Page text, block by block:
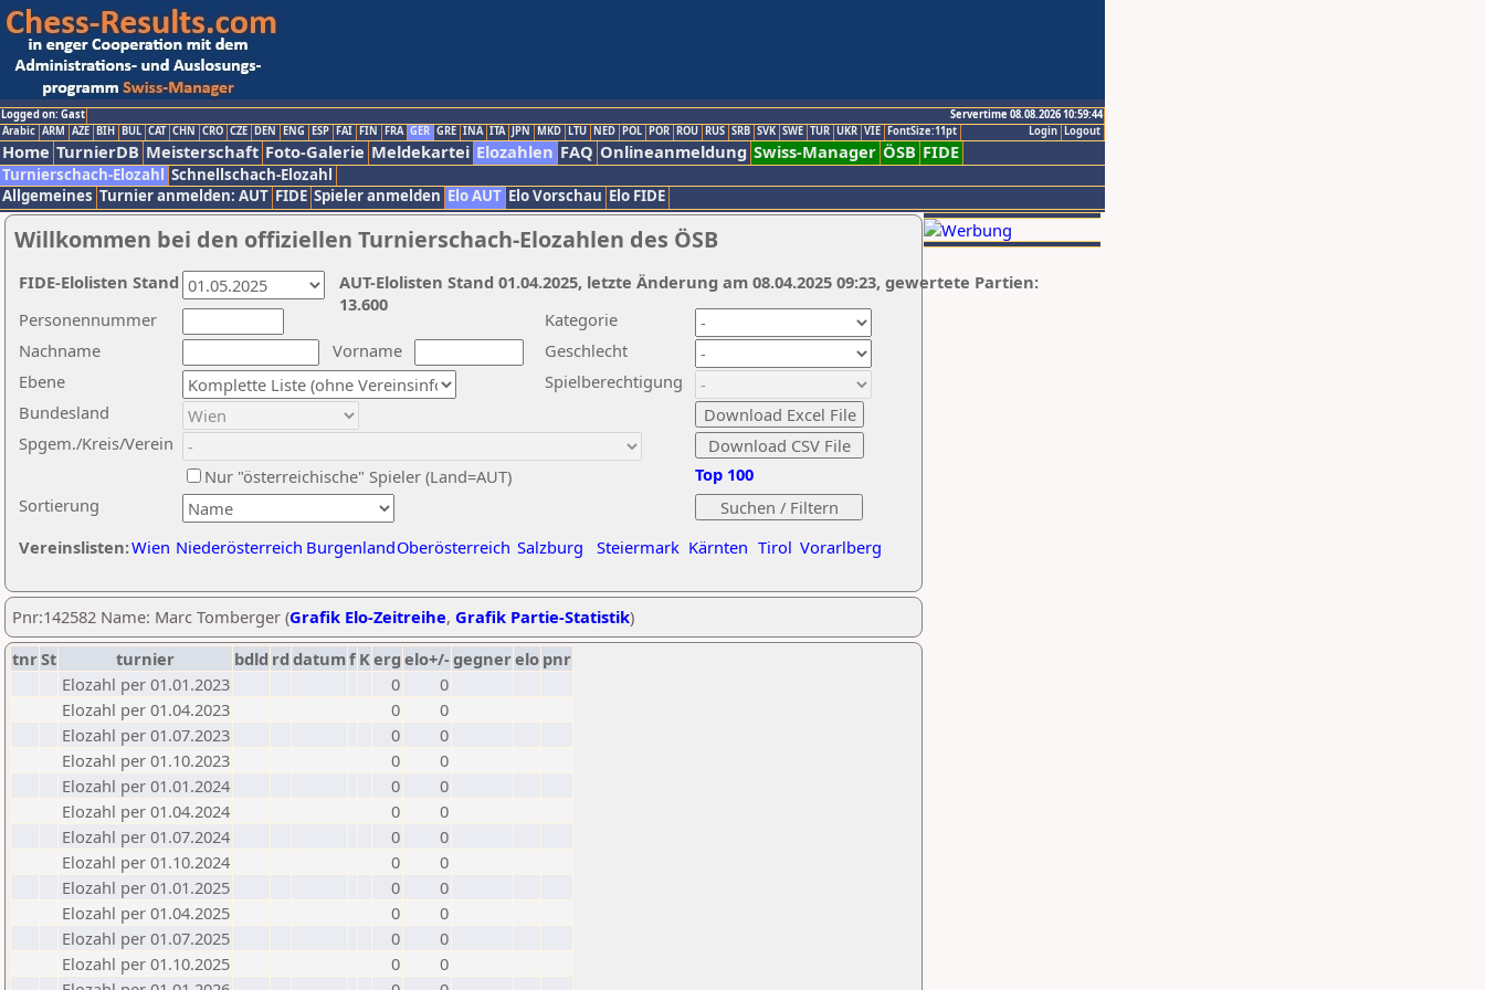
Logged on: Gast
Servertime 08.08.2026 10:59:44
Logout
Login
Arabic ARM AZE BIH BUL CAT CHN CRO CZE DEN ENG ESP FAI FIN FRA GER GRE INA ITA JPN MKD LTU NED POL POR ROU RUS SRB SVK SWE TUR UKR VIE FontSize:11pt
Home TurnierDB Meisterschaft Foto-Galerie Meldekartei Elozahlen FAQ Onlineanmeldung Swiss-Manager ÖSB FIDE
Turnierschach-Elozahl Schnellschach-Elozahl
Allgemeines Turnier anmelden: AUT FIDE Spieler anmelden Elo AUT Elo Vorschau Elo FIDE
Willkommen bei den offiziellen Turnierschach-Elozahlen des ÖSB
Nachname
Vorname
Ebene
Kategorie
Sortierung
Personennummer
Bundesland
Spgem./Kreis/Verein
Geschlecht
Nur "österreichische" Spieler (Land=AUT)
Spielberechtigung
Vereinslisten:Wien Niederösterreich BurgenlandOberösterreich Salzburg Steiermark Kärnten Tirol Vorarlberg
Top 100
AUT-Elolisten Stand 01.04.2025, letzte Änderung am 08.04.2025 09:23, gewertete Partien:
13.600
FIDE-Elolisten Stand
Pnr:142582 Name: Marc Tomberger (Grafik Elo-Zeitreihe, Grafik Partie-Statistik)
tnrSt turnier bdld rd datumf Kerg elo+/-gegnerelo pnr
Elozahl per 01.01.2023
0
0
Elozahl per 01.04.2023
0
0
Elozahl per 01.07.2023
0
0
Elozahl per 01.10.2023
0
0
Elozahl per 01.01.2024
0
0
Elozahl per 01.04.2024
0
0
Elozahl per 01.07.2024
0
0
Elozahl per 01.10.2024
0
0
Elozahl per 01.01.2025
0
0
Elozahl per 01.04.2025
0
0
Elozahl per 01.07.2025
0
0
Elozahl per 01.10.2025
0
0